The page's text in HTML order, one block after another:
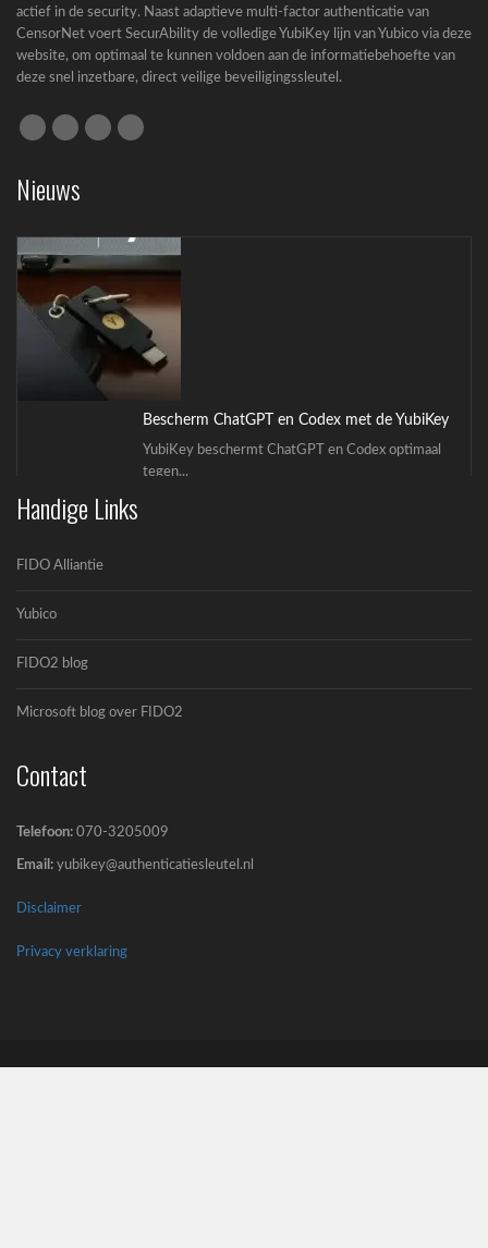
actief in de security. Naast adaptieve multi-factor authenticatie van
CensorNet voert SecurAbility de volledige YubiKey lijn van Yubico via deze
website, om optimaal te kunnen voldoen aan de informatiebehoefte van
deze snel inzetbare, direct veilige beveiligingssleutel.
Nieuws
Bescherm ChatGPT en Codex met de YubiKey
YubiKey beschermt ChatGPT en Codex optimaal
tegen...
Handige Links
FIDO Alliantie
Yubico
FIDO2 blog
Microsoft blog over FIDO2
Contact
Telefoon: 070-3205009
Email: yubikey@authenticatiesleutel.nl
Disclaimer
Privacy verklaring